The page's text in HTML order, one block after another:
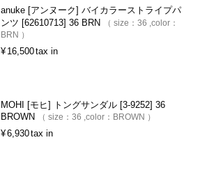
anuke [アンヌーク] バイカラーストライプパ
ンツ [62610713] 36 BRN
size： 36 color：
BRN
¥ 16,500tax in
MOHI [モヒ] トングサンダル [3-9252] 36
BROWN
size： 36 color： BROWN
¥6,930tax in